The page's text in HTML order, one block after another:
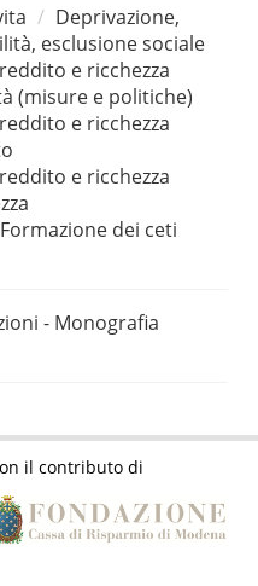
Deprivazione,
esclusione sociale
e ricchezza
(misure e politiche)
e ricchezza
e ricchezza
Formazione dei ceti
- Monografia
il contributo di